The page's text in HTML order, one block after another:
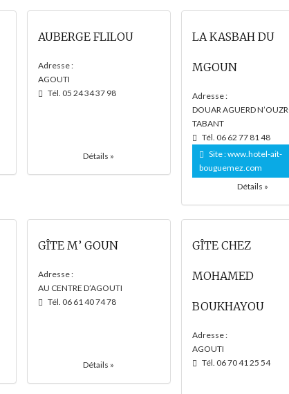
AUBERGE FLILOU
Adresse :
AGOUTI
Tél. 05 24 34 37 98
Détails »
LA KASBAH DU
MGOUN
Adresse :
DOUAR AGUERD
TABANT
Tél. 06 62 77 81 48
Site :www.hotel-ait-
bouguemez.com
Détails »
GÎTE M’ GOUN
Adresse :
AU CENTRE D’AGOUTI
Tél. 06 61 40 74 78
Détails »
GÎTE CHEZ
MOHAMED
BOUKHAYOU
Adresse :
AGOUTI
Tél. 06 70 41 25 54